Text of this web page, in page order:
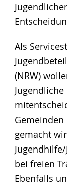
Als
(NRW)
gemacht
bei freien
Ebenfalls